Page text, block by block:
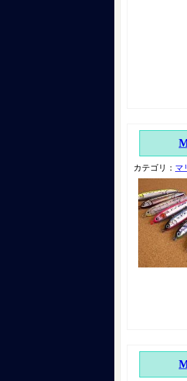
カテゴリ： マ